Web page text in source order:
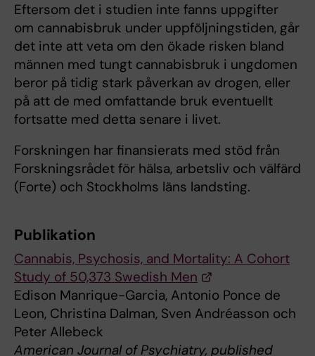
Eftersom det i studien inte fanns uppgifter
om cannabisbruk under uppföljningstiden, går
det inte att veta om den ökade risken bland
männen med tungt cannabisbruk i ungdomen
beror på tidig stark påverkan av drogen, eller
på att de med omfattande bruk eventuellt
fortsatte med detta senare i livet.
Forskningen har finansierats med stöd från
Forskningsrådet för hälsa, arbetsliv och välfärd
(Forte) och Stockholms läns landsting.
Publikation
Cannabis, Psychosis, and Mortality: A Cohort
Study of 50,373 Swedish Men
Edison Manrique-Garcia, Antonio Ponce de
Leon, Christina Dalman, Sven Andréasson och
Peter Allebeck
American Journal of Psychiatry, published